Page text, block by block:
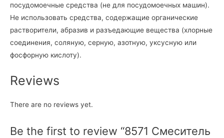
посудомоечные средства (не для посудомоечных машин).
Не использовать средства, содержащие органические
растворители, абразив и разъедающие вещества (хлорные
соединения, соляную, серную, азотную, уксусную или
фосфорную кислоту).
Reviews
There are no reviews yet.
Be the first to review “8571 Смеситель